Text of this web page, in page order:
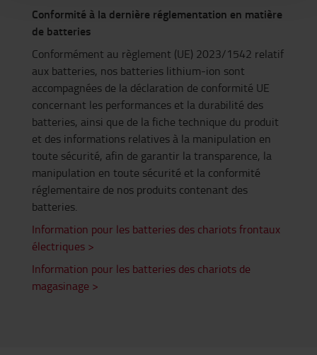
Conformité à la dernière réglementation en matière
de batteries
Conformément au règlement (UE) 2023/1542 relatif
aux batteries, nos batteries lithium-ion sont
accompagnées de la déclaration de conformité UE
concernant les performances et la durabilité des
batteries, ainsi que de la fiche technique du produit
et des informations relatives à la manipulation en
toute sécurité, afin de garantir la transparence, la
manipulation en toute sécurité et la conformité
réglementaire de nos produits contenant des
batteries.
Information pour les batteries des chariots frontaux
électriques >
Information pour les batteries des chariots de
magasinage >